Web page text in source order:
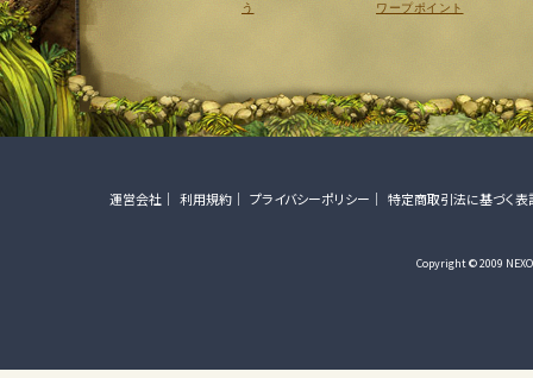
う
ワープポイント
運営会社 利用規約 プライバシーポリシー 特定商取引法に基づく表
Copyright © 2009